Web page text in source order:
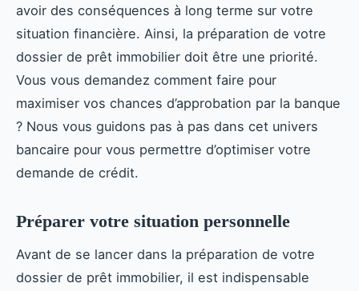
avoir des conséquences à long terme sur votre
situation financière. Ainsi, la préparation de votre
dossier de prêt immobilier doit être une priorité.
Vous vous demandez comment faire pour
maximiser vos chances d’approbation par la banque
? Nous vous guidons pas à pas dans cet univers
bancaire pour vous permettre d’optimiser votre
demande de crédit.
Préparer votre situation personnelle
Avant de se lancer dans la préparation de votre
dossier de prêt immobilier, il est indispensable